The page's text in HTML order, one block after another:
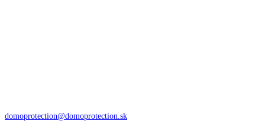
domoprotection@domoprotection.sk